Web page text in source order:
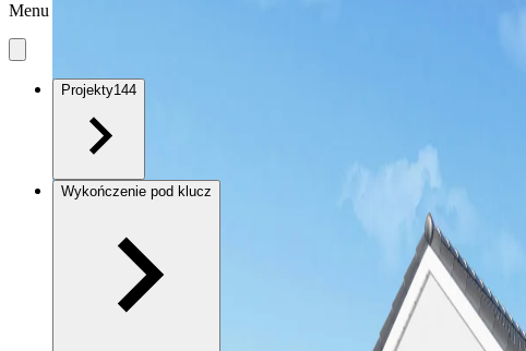
Menu
Projekty144
Wykończenie pod klucz